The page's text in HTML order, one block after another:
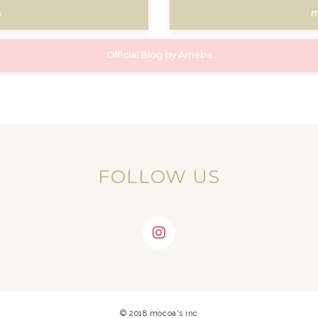
Official Blog by Ameba
FOLLOW US
© 2018 mocoa's inc